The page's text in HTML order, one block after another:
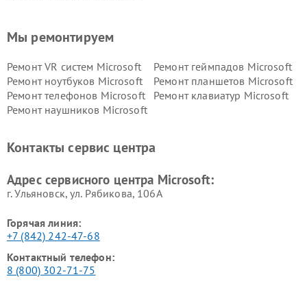
Мы ремонтируем
Ремонт VR систем Microsoft
Ремонт геймпадов Microsoft
Ремонт ноутбуков Microsoft
Ремонт планшетов Microsoft
Ремонт телефонов Microsoft
Ремонт клавиатур Microsoft
Ремонт наушников Microsoft
Контакты сервис центра
Адрес сервисного центра Microsoft:
г. Ульяновск, ул. Рябикова, 106А
Горячая линия:
+7 (842) 242-47-68
Контактный телефон:
8 (800) 302-71-75